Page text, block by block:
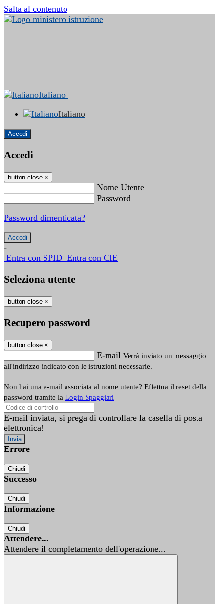
Salta al contenuto
Italiano
Italiano
Accedi
Accedi
button close ×
Nome Utente
Password
Password dimenticata?
-
Entra con SPID Entra con CIE
Seleziona utente
button close ×
Recupero password
button close ×
E-mail Verrà inviato un messaggio
all'indirizzo indicato con le istruzioni necessarie.
Non hai una e-mail associata al nome utente? Effettua il reset della
password tramite la Login Spaggiari
E-mail inviata, si prega di controllare la casella di posta
elettronica!
Errore
Chiudi
Successo
Chiudi
Informazione
Chiudi
Attendere...
Attendere il completamento dell'operazione...